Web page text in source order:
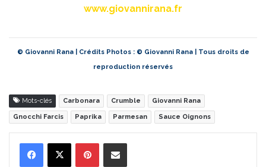
www.giovannirana.fr
© Giovanni Rana | Crédits Photos : © Giovanni Rana | Tous droits de
reproduction réservés
Mots-clés Carbonara Crumble Giovanni Rana
Gnocchi Farcis Paprika Parmesan Sauce Oignons